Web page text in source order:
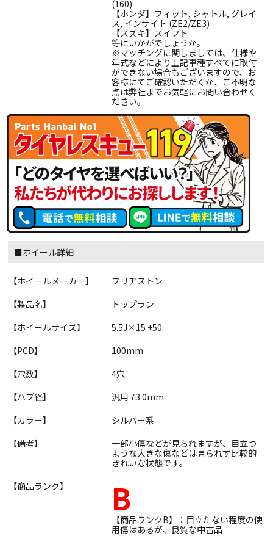
(160)
【ホンダ】フィット, シャトル, グレイ
ス, インサイト (ZE2/ZE3)
【スズキ】スイフト
等にいかがでしょうか。
※マッチングに関しましては、仕様や
年式などにより上記車種すべてに取付
ができない場合もございますので、お
客様にてご確認いただくか、ご不明な
点は弊社までお気軽にお問い合わせく
ださい。
■ホイール詳細
【ホイールメーカー】
ブリヂストン
【製品名】
トップラン
【ホイールサイズ】
5.5J×15 +50
【PCD】
100mm
【穴数】
4穴
【ハブ径】
汎用 73.0mm
【カラー】
シルバー系
【備考】
一部小傷などが見られますが、目立つ
ような大きな傷などは見られず比較的
きれいな状態です。
【商品ランク】
B
【商品ランクB】：目立たない程度の使
用傷はあるが、良質な中古品